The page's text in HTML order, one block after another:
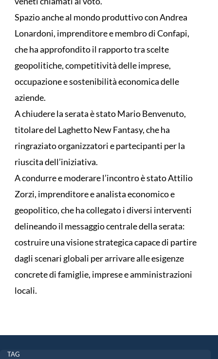
Spazio anche al mondo produttivo con Andrea
Lonardoni, imprenditore e membro di Confapi,
che ha approfondito il rapporto tra scelte
geopolitiche, competitività delle imprese,
occupazione e sostenibilità economica delle
aziende.
A chiudere la serata è stato Mario Benvenuto,
titolare del Laghetto New Fantasy, che ha
ringraziato organizzatori e partecipanti per la
riuscita dell’iniziativa.
A condurre e moderare l’incontro è stato Attilio
Zorzi, imprenditore e analista economico e
geopolitico, che ha collegato i diversi interventi
delineando il messaggio centrale della serata:
costruire una visione strategica capace di partire
dagli scenari globali per arrivare alle esigenze
concrete di famiglie, imprese e amministrazioni
locali.
TAG